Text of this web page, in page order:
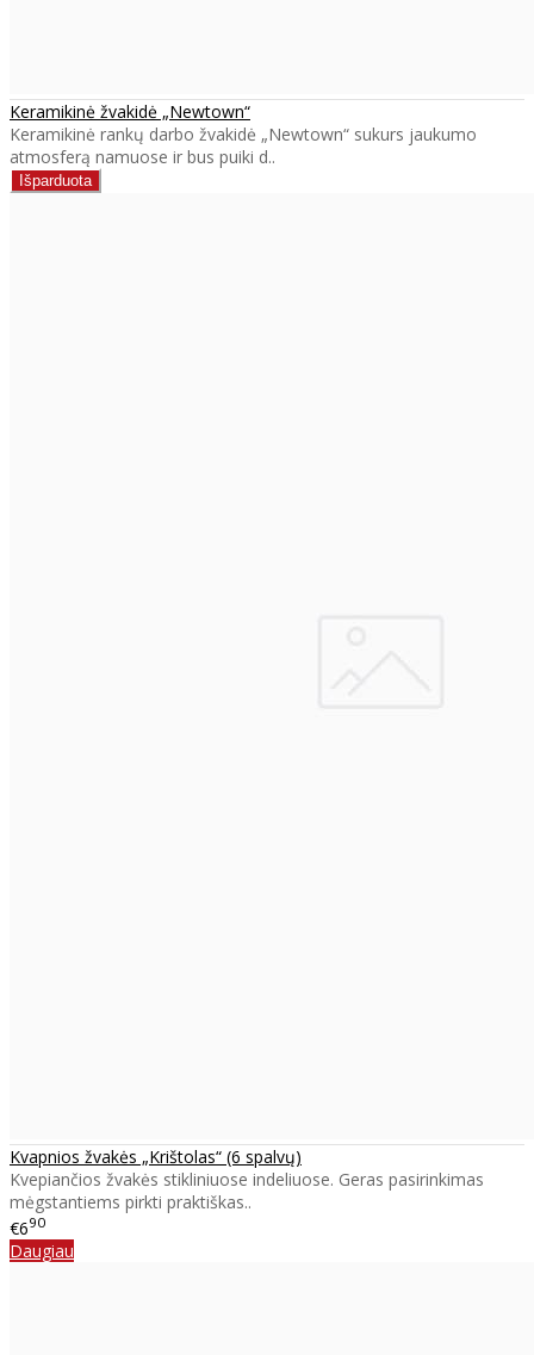
Keramikinė žvakidė „Newtown“
Keramikinė rankų darbo žvakidė „Newtown“ sukurs jaukumo
atmosferą namuose ir bus puiki d..
Kvapnios žvakės „Krištolas“ (6 spalvų)
Kvepiančios žvakės stikliniuose indeliuose. Geras pasirinkimas
mėgstantiems pirkti praktiškas..
€690
Daugiau